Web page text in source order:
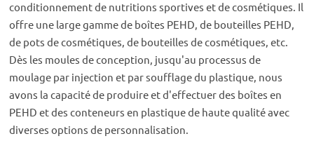
conditionnement de nutritions sportives et de cosmétiques. Il
offre une large gamme de boîtes PEHD, de bouteilles PEHD,
de pots de cosmétiques, de bouteilles de cosmétiques, etc.
Dès les moules de conception, jusqu'au processus de
moulage par injection et par soufflage du plastique, nous
avons la capacité de produire et d'effectuer des boîtes en
PEHD et des conteneurs en plastique de haute qualité avec
diverses options de personnalisation.